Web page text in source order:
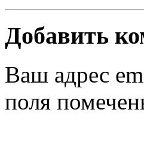
Добавить
Ваш адрес
поля